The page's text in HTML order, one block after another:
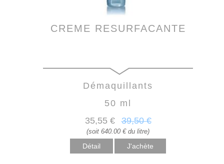
CREME RESURFACANTE
Démaquillants
50 ml
35,55 € 39,50 €
(soit 640.00 € du litre)
Détail